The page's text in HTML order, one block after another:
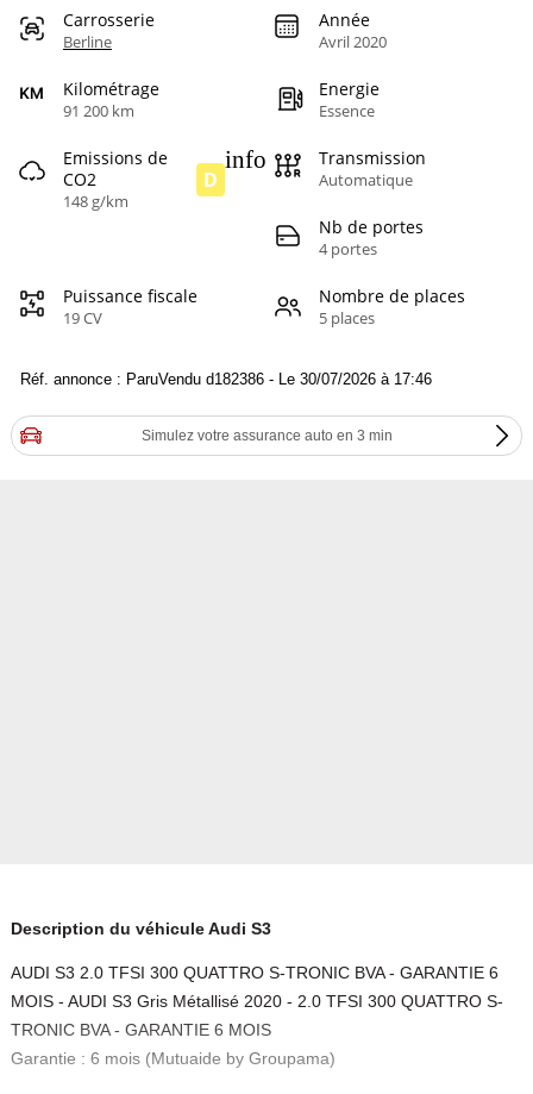
Carrosserie
Berline
Année
Avril 2020
Kilométrage
91 200 km
Energie
Essence
Emissions de
CO2
148 g/km
D
info Transmission
Automatique
Nb de portes
4 portes
Puissance fiscale
19 CV
Nombre de places
5 places
Réf. annonce : ParuVendu d182386 - Le 30/07/2026 à 17:46
Simulez votre assurance auto en 3 min
Description du véhicule Audi S3
AUDI S3 2.0 TFSI 300 QUATTRO S-TRONIC BVA - GARANTIE 6
MOIS - AUDI S3 Gris Métallisé 2020 - 2.0 TFSI 300 QUATTRO S-
TRONIC BVA - GARANTIE 6 MOIS
Garantie : 6 mois (Mutuaide by Groupama)